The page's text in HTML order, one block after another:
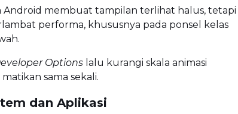
Android membuat tampilan terlihat halus, tetapi
performa, khususnya pada ponsel kelas
Options lalu kurangi skala animasi
sama sekali.
dan Aplikasi